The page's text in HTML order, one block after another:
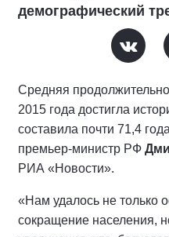
демографический
Средняя
2015 года достигла
составила почти 71,4
премьер-министр РФ
РИА «Новости».
«Нам удалось не только
сокращение населения,